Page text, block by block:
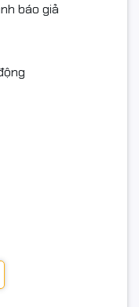
báo giả